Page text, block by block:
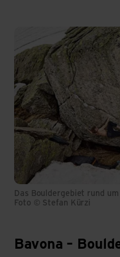
Das Bouldergebiet rund
Foto © Stefan Kürzi
Bavona – Tessin
Bavona –